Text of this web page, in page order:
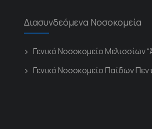
Διασυνδεόμενα Νοσοκομεία
Γενικό Νοσοκομείο Μελισσίων
Γενικό Νοσοκομείο Παίδων